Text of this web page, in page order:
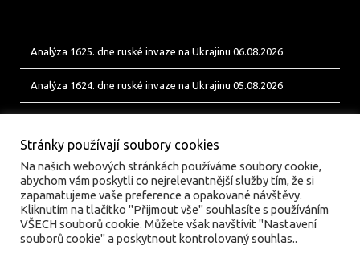
Analýza 1625. dne ruské invaze na Ukrajinu 06.08.2026
Analýza 1624. dne ruské invaze na Ukrajinu 05.08.2026
Stránky používají soubory cookies
Na našich webových stránkách používáme soubory cookie,
abychom vám poskytli co nejrelevantnější služby tím, že si
zapamatujeme vaše preference a opakované návštěvy.
Kliknutím na tlačítko "Přijmout vše" souhlasíte s používáním
VŠECH souborů cookie. Můžete však navštívit "Nastavení
souborů cookie" a poskytnout kontrolovaný souhlas..